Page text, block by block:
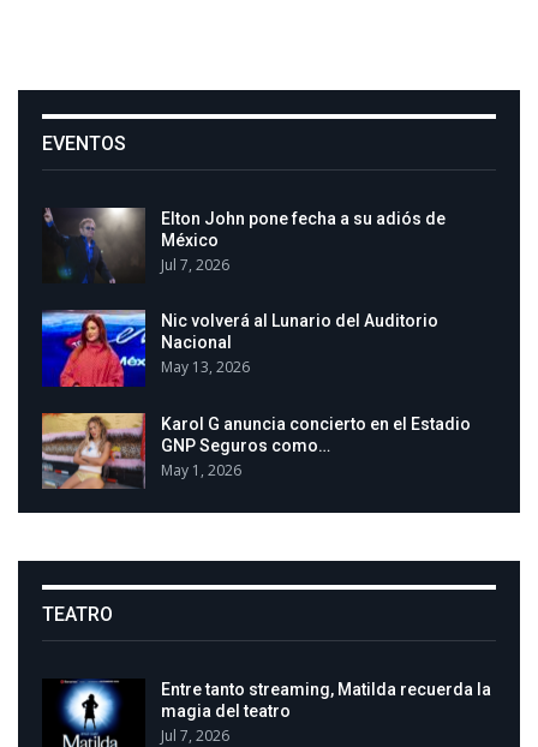
EVENTOS
Elton John pone fecha a su adiós de
México
Jul 7, 2026
Nic volverá al Lunario del Auditorio
Nacional
May 13, 2026
Karol G anuncia concierto en el Estadio
GNP Seguros como…
May 1, 2026
TEATRO
Entre tanto streaming, Matilda recuerda la
magia del teatro
Jul 7, 2026